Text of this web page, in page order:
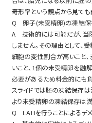
奇形率という観点から見ても
Q 卵子(未受精卵)の凍結保
A 技術的には可能だが、当
しません。その理由として、
細胞の変性割合が高いこと
いこと、1個の未受精卵を融
必要があるため料金的にも負
スライドでは胚の凍結保存
より未受精卵の凍結保存は満
Q LAHを行うことによるデメ